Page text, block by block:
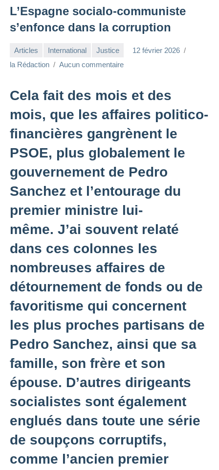
L’Espagne socialo-communiste
s’enfonce dans la corruption
Articles International Justice
12 février 2026
la Rédaction
Aucun commentaire
Cela fait des mois et des
mois, que les affaires politico-
financières gangrènent le
PSOE, plus globalement le
gouvernement de Pedro
Sanchez et l’entourage du
premier ministre lui-
même. J’ai souvent relaté
dans ces colonnes les
nombreuses affaires de
détournement de fonds ou de
favoritisme qui concernent
les plus proches partisans de
Pedro Sanchez, ainsi que sa
famille, son frère et son
épouse. D’autres dirigeants
socialistes sont également
englués dans toute une série
de soupçons corruptifs,
comme l’ancien premier